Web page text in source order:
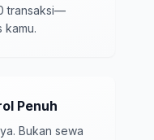
transaksi—
kamu.
Penuh
Bukan sewa